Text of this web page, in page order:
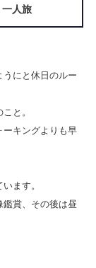
人旅
にと休日のルー
と。
ーキングよりも早
ます。
鑑賞、その後は昼